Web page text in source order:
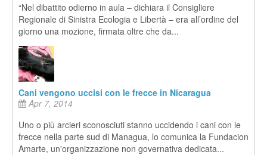
“Nel dibattito odierno in aula – dichiara il Consigliere
Regionale di Sinistra Ecologia e Libertà – era all’ordine del
giorno una mozione, firmata oltre che da...
Cani vengono uccisi con le frecce in Nicaragua
Apr 7, 2014
Uno o più arcieri sconosciuti stanno uccidendo i cani con le
frecce nella parte sud di Managua, lo comunica la Fundacion
Amarte, un'organizzazione non governativa dedicata...